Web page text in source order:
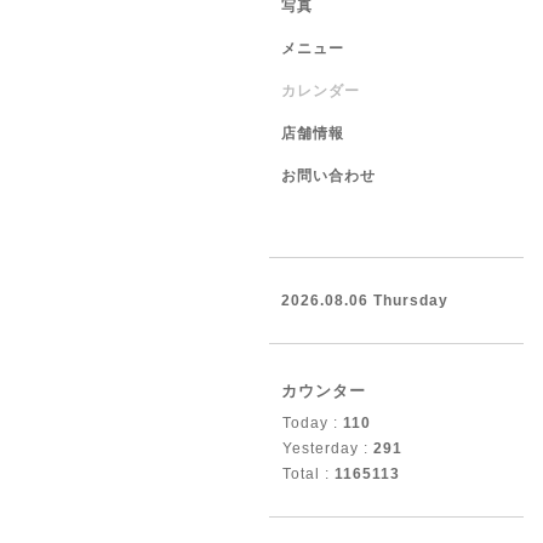
写真
メニュー
カレンダー
店舗情報
お問い合わせ
2026.08.06 Thursday
カウンター
Today : 110
Yesterday : 291
Total : 1165113